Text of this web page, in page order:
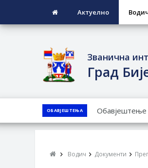
Актуелно
Званична
Град
ОБАВЈЕШТЕЊА
ЈАВНИ
ЈАВНИ
Водич Документи